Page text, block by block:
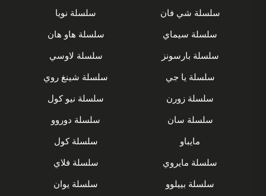
سلسلة شي فان
سلسلة نويا
سلسلة سيماي
سلسلة هاو هان
سلسلة بارسونز
سلسلة لاوسي
سلسلة يا جي
سلسلة شينغ روي
سلسلة زورن
سلسلة نيو كول
سلسلة سان
سلسلة دوروو
مايباو
سلسلة كول
سلسلة مايروي
سلسلة فلاي
سلسلة بييلوو
سلسلة يوان